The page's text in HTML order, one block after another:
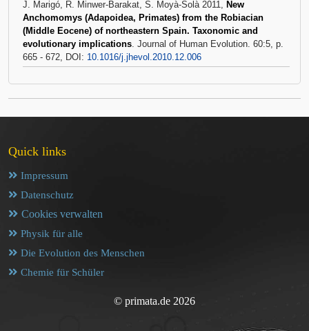
J. Marigó, R. Minwer-Barakat, S. Moyà-Solà 2011, New
Anchomomys (Adapoidea, Primates) from the Robiacian
(Middle Eocene) of northeastern Spain. Taxonomic and
evolutionary implications. Journal of Human Evolution. 60:5, p.
665 - 672, DOI: 10.1016/j.jhevol.2010.12.006
Quick links
Impressum
Datenschutz
Cookies verwalten
Physik für alle
Die Evolution des Menschen
Chemie für Schüler
© primata.de 2026